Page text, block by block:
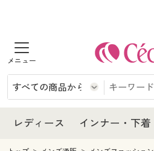
商品を探す
レディース
インナー・下着
レディース インナー・下着
レディース
レディース通販すべて
レディースファッション
インナー・下着
インナー・下着通販すべて
メンズ